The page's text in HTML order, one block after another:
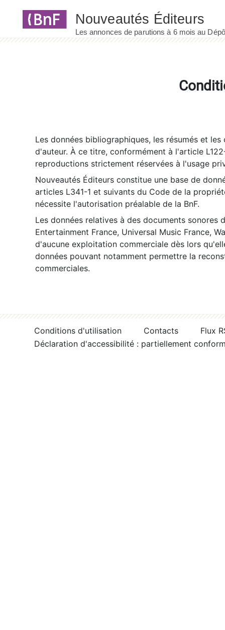
Les données bibliographiques, les résumés et
d'auteur. À ce titre, conformément à l'article
reproductions strictement réservées à l'usage
Nouveautés Éditeurs constitue une base de
articles L341-1 et suivants du Code de la
nécessite l'autorisation préalable de la BnF.
Les données relatives à des documents sonores
Entertainment France, Universal Music France,
d'aucune exploitation commerciale dès lors
données pouvant notamment permettre la
commerciales.
Conditions d'utilisation Contacts
Flux
Déclaration d'accessibilité : partiellement